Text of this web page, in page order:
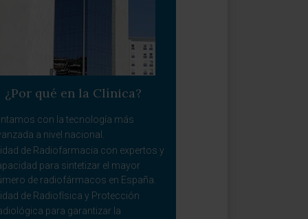
¿Por qué en la Clínica?
con la tecnología más
a nivel nacional.
de Radiofarmacia con expertos y
para sintetizar el mayor
de radiofármacos en España.
de Radiofísica y Protección
para garantizar la